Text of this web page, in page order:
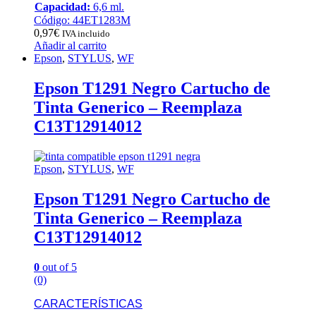
Capacidad: 6,6 ml.
Código: 44ET1283M
0,97€ IVA incluido
Añadir al carrito
Epson, STYLUS, WF
Epson T1291 Negro Cartucho de
Tinta Generico – Reemplaza
C13T12914012
Epson, STYLUS, WF
Epson T1291 Negro Cartucho de
Tinta Generico – Reemplaza
C13T12914012
0 out of 5
(0)
CARACTERÍSTICAS